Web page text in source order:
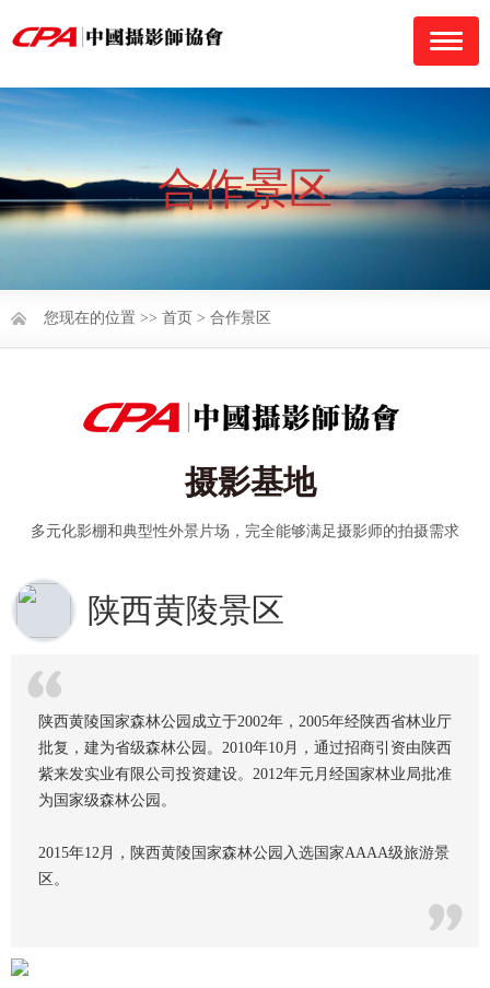
合作景区
您现在的位置 >> 首页 > 合作景区
摄影基地
多元化影棚和典型性外景片场，完全能够满足摄影师的拍摄需求
陕西黄陵景区
陕西黄陵国家森林公园成立于2002年，2005年经陕西省林业厅
批复，建为省级森林公园。2010年10月，通过招商引资由陕西
紫来发实业有限公司投资建设。2012年元月经国家林业局批准
为国家级森林公园。
2015年12月，陕西黄陵国家森林公园入选国家AAAA级旅游景
区。